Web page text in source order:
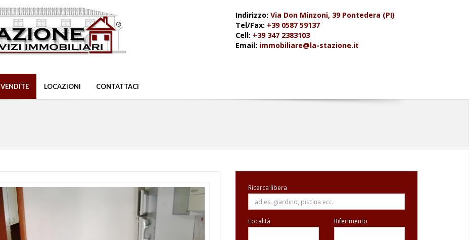
Indirizzo: Via Don Minzoni, 39 Pontedera (PI)
Tel/Fax: +39 0587 59137
Cell: +39 347 2383103
Email: immobiliare@la-stazione.it
VENDITE LOCAZIONI CONTATTACI
Ricerca libera
Località Riferimento